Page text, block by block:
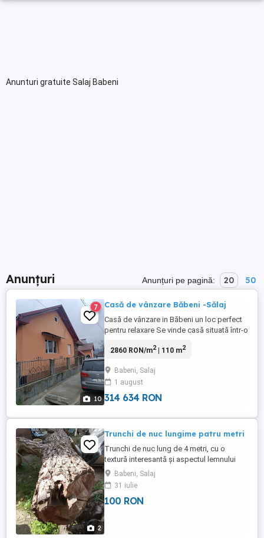
Anunturi gratuite Salaj Babeni
Anunțuri Anunțuri pe pagină: 20 50
10
7 Casă de vânzare Băbeni -Sălaj
Casă de vânzare in Băbeni un loc perfect
pentru relaxare Se vinde casă situată într-o
ideală pentru cei care apreciază natura,
Ansamblu este compus din 2 cladiri de
aprox. 110 mp utili. Este amplasat pe un
teren generos ...
2860 RON/m2| 110 m2
Babeni, Salaj
1 august
314 634 RON
2
Trunchi de nuc lungime patru metri
Trunchi de nuc lung de 4 metri, cu o
textură interesantă și aspectul lemnului
natural. Poate fi utilizat pentru diverse
proiecte de bricolaj sau decorațiuni
interioare. Astept oferta de pret. Trunchiul
se afla in comuna Babeni Salaj.
Babeni, Salaj
31 iulie
100 RON